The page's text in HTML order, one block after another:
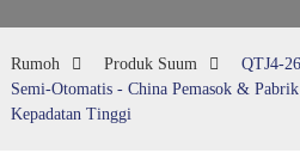
Rumoh Produk Suum
QTJ4-
Semi-Otomatis - China Pemasok &
Kepadatan Tinggi